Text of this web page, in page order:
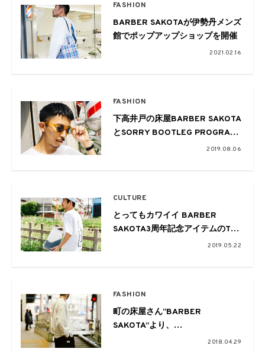
FASHION
BARBER SAKOTAが伊勢丹メンズ
館でポップアップショップを開催
2021.02.16
FASHION
下高井戸の床屋BARBER SAKOTA
とSORRY BOOTLEG PROGRAM
によるコラボトイサングラスが夏
2019.08.06
CULTURE
とってもカワイイ BARBER
SAKOTA3周年記念アイテムのTシ
2019.05.22
FASHION
町の床屋さん“BARBER
SAKOTA”より、
2周年を記念したアニバーサリー
2018.04.29